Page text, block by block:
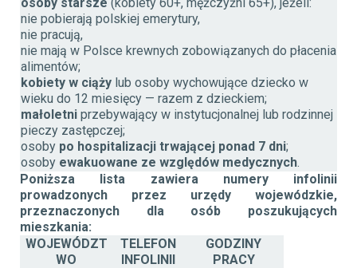
nie pobierają polskiej emerytury,
nie pracują,
nie mają w Polsce krewnych zobowiązanych do płacenia
alimentów;
kobiety w ciąży lub osoby wychowujące dziecko w
wieku do 12 miesięcy — razem z dzieckiem;
małoletni przebywający w instytucjonalnej lub rodzinnej
pieczy zastępczej;
osoby po hospitalizacji trwającej ponad 7 dni;
osoby ewakuowane ze względów medycznych.
Poniższa lista zawiera numery infolinii
prowadzonych przez urzędy wojewódzkie,
przeznaczonych dla osób poszukujących
mieszkania:
WOJEWÓDZT
WO
TELEFON
INFOLINII
GODZINY
PRACY